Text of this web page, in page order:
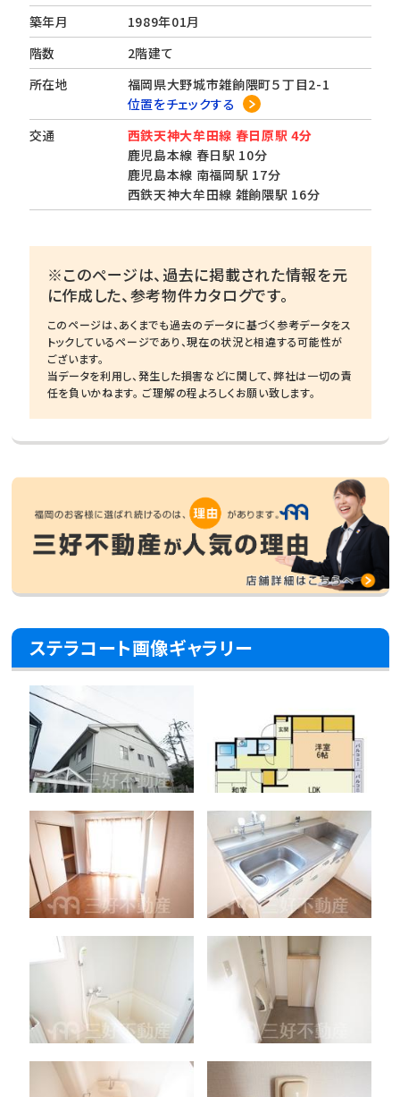
築年月
1989年01月
階数
2階建て
所在地
福岡県大野城市雑餉隈町５丁目2-1
位置をチェックする
交通
西鉄天神大牟田線 春日原駅 4分
鹿児島本線 春日駅 10分
鹿児島本線 南福岡駅 17分
西鉄天神大牟田線 雑餉隈駅 16分
※このページは、過去に掲載された情報を元
に作成した、参考物件カタログです。
このページは、あくまでも過去のデータに基づく参考データをス
トックしているページであり、現在の状況と相違する可能性が
ございます。
当データを利用し、発生した損害などに関して、弊社は一切の責
任を負いかねます。 ご理解の程よろしくお願い致します。
ステラコート画像ギャラリー